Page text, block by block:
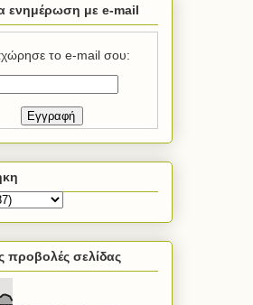
ενημέρωση με e-mail
το e-mail σου:
προβολές σελίδας